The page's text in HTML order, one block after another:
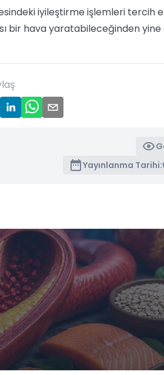
iyileştirme işlemleri tercih
bir hava yaratabileceğinden
Yayınlanma Tarihi: